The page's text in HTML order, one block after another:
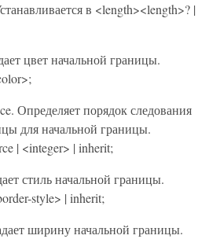
в <length><length>? |
цвет начальной границы.
Определяет порядок следования
для начальной границы.
| <integer> | inherit;
стиль начальной границы.
style> | inherit;
ширину начальной границы.